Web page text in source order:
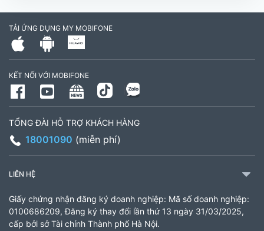
795497999
Giờ làm việc: Thứ 2 đến Thứ 6: Sáng 07:30 -
11:00 Chiều 13:30 đến 17:30 Thứ 7: Sáng 08:00
- 11:30 chiều 13:00 đến 17:00
CH 21B Ba La (CH 16 Ba La)
903460846
Giờ làm việc: 8:00 - 18:00
TẢI ỨNG DỤNG MY MOBIFONE
KẾT NỐI VỚI MOBIFONE
TỔNG ĐÀI HỖ TRỢ KHÁCH HÀNG
18001090 (miễn phí)
LIÊN HỆ
Giấy chứng nhận đăng ký doanh nghiệp: Mã số doanh nghiệp:
0100686209, Đăng ký thay đổi lần thứ 13 ngày 31/03/2025,
cấp bởi sở Tài chính Thành phố Hà Nội.